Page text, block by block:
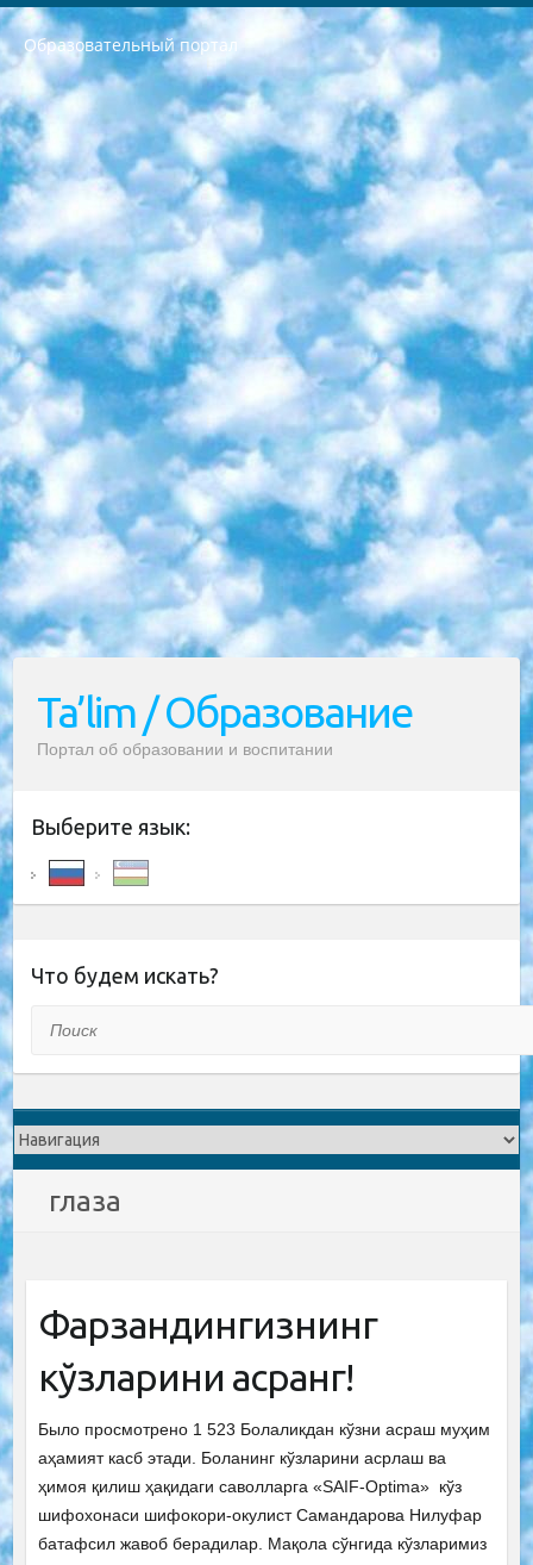
Образовательный портал
РЕСПУБЛИКА УЗБЕКИСТАН МИНИСТРЕРСТВО ДОШКОЛЬНОГО И ШКОЛЬНОГО ОБРАЗОВАНИЯ КОМАНДА в общеобразовательных учреждениях в 2023-2024 учебном году организация и проведение итоговой государственной аттестации обучающихся о Министра дошкольного и школьного образования Республики Узбекистан от 4 марта 2008 года (постановлением Минюста от 20 марта 2008 года № 1778 государственной регистрации) «Итоговое состояние учащихся общего среднего образования на основании положения об утверждении положения об аттестации общего среднего образования выпускной экзамен студентов в образовательных учреждениях в 2023-2024 учебном году В целях организации и прохождения аттестации приказываю: 1. Следующее: перечень предметов, по которым будет проводиться итоговая государственная аттестация и экзамен формы перевода согласно приложению 1; сертификаты международного образца, оценивающие уровень владения иностранными языками перечень согласно приложению 2; 2. Педагогический при специализированных образовательных учреждениях. научно-практический центр квалификации и международной оценки (Д.Давидова) 2024 г. До 25 марта: задания по предметам, по которым будет проводиться итоговая аттестация разработка и утверждение технических условий; итоговая аттестация на основании разработанного предметного задания разработка вопросов по предметам (устно и письменно), экзамен передача; общеобразовательные средние школы и специальные учебные заведения учащиеся выпускных классов школ и интернатов в агентской системе подготовка базы данных экзаменационных материалов и критериев оценки; перевод базы экзаменационных материалов на все языки обучения подать в Республиканский образовательный центр для изготовления; варианты экзаменов на основе разработанных контрольных материалов пусть будут поставлены задачи формирования. 3. Республиканский образовательный центр (Ш.Худайкулов) до 5 апреля 2024 года. до: база данных предоставленных экзаменационных материалов на все языки обучения перевод и экспертиза; для слепых, слабовидящих, глухих, слабослышащих и умственно отсталых детей учащиеся выпускных классов специализированных школ и школ-интернатов база данных экзаменационных материалов на всех преподаваемых языках подготовка критериев оценки; специализированные школы для умственно отсталых детей и технологии для учащихся выпускных классов школ-интернатов разработка соответствующих рекомендаций и критериев проведения ЕГЭ по естествознанию давать задания. 4. Педагогический при специализированных образовательных учреждениях. Научно-практический центр навыков и международной оценки (Д.Давидова), Республика образовательный центр (Худайкулов Ш.) итоговый государственный аттестационный экзамен ориентирован на творческое и логическое мышление при подготовке базы материалов учитывать введение заданий. 5. Следует отметить, что: сертификат государственного образца о знании общеобразовательного предмета и как минимум национальный уровень B1 по предметам на иностранных языках, указанным в Приложении 2. или международно признанный сертификат эквивалентного уровня студенты, изучающие определенный предмет, освобождаются от экзамена; по соответствующим предметам запланирована итоговая государственная аттестация за день до дня, путем жеребьевки Рабочей группой (в письменной форме по предметам, проводимым в форме) из числа сформированных вариантов выбрано 2 варианта; 2 выбранных варианта экзамена анонсированы на официальном сайте министерства и все выпускники по всей стране на основе этих вариантов проводит итоговую государственную аттестацию. 6. Государственное образование учащихся средних общеобразовательных учреждений. знания в соответствии с квалификационными требованиями, которые необходимо приобрести на основании стандартов итоговый (выпускной) контроль для 9 и 11 классов в целях тестирования Экзамены (далее – экзамены) состоят из предметов, перечисленных в приложении 1. будет сделано. 7. Экзамены пройдут с 26 мая по 15 июня 2024 г. (кроме науки физического воспитания). 8. Физическая для учащихся 9 классов общесредних образовательных учреждений. Экзамены по предмету «Образование, квалификация медицина» 1-6 мая 2024 года. сотрудники перевести под присмотр (с отклонениями в физическом или умственном развитии) специализированная школа для детей, школы-интернаты и со сколиозом школы-интернаты санаторного типа для больных детей исключены). 9. Он был слепым, слабовидящим и имел нарушения опорно-двигательного аппарата. экзамены в специализированных школах и интернатах для детей должны проводиться исходя из требований, предъявляемых к общеобразовательным учреждениям (физкультура кроме науки). 10. Специализированная школа для глухих и слабослышащих детей. и экзамены в интернатах и быть реализован в виде письменного теста по математике. 11. Специальность для умственно отсталых детей. Для 9 класса Родной язык и литературное письмо Государственный язык (язык обучения – узбекский). для неклассов) написано Математическое письмо Письменная/устная история Узбекистана Физическое воспитание практично Итоговый контроль Для 11 класса Написание родного языка и литературы (эссе) Математическое письмо Узбекский язык (обучение на узбекском языке) не посещающее общее среднее образование для учреждений)/Образовательное учреждение выбор письменный и устный Иностранный язык письменный/устный Письменная/устная история Узбекистана *По выбору студента:  Химия  Физика  Основы государственного права  География 10 бесплатных образовательных ресурсов - Мы составили подборку онлайн-проектов с интерактивными упражнениями, видеолекциями и статьями. Они помогут вам обрести новые и освежить старые знания бесплатно. 1. «ИНТУИТ» Старейшая образовательная площадка Рунета. Здесь вы найдёте сотни текстовых и видеокурсов на десятки различных тем — от программирования до психологии. Многие курсы подготовлены российскими университетами и крупными международными компаниями вроде Intel и Microsoft. Самостоятельное обучение бесплатное, но желающие могут оплатить услуги персональных наставников. 2. «Смартия» знакомит с актуальными профессиями и подсказывает, как им обучаться. Выбрав заинтересовавшую вас специальность — SMM-специалист, фотограф, веб-дизайнер или другую, — увидите список необходимых для неё умений. Чтобы вы могли освоить их самостоятельно, для каждого умения площадка отображает подборку ссылок на учебные материалы. Хотя «Смартия» ориентируется на русскоязычную аудиторию, часть контента всё же доступна только на английском. 3. «Лекторий Физтеха» Проект Московского физико-технического института (Физтеха). С его помощью вы можете смотреть онлайн серии лекций, записанные на видео в этом вузе. В числе доступных предметов — физика, биология, химия, информационные технологии и другие. К некоторым лекциям администрация ресурса прилагает готовые конспекты, которые можно скачивать в PDF-формате. 4. ITMOcourses Онлайн-площадка Санкт-Петербургского национального исследовательского университета информационных технологий, механики и оптики (ИТМО). Ресурс предоставляет свободный доступ к курсам, разработанным в этом вузе. Каталог материалов разбит на четыре категории: «Оптические системы и технологии», «Приборостроение и робототехника», «Информационные технологии» и «Биотехнологии». Курсы состоят из видеолекций, интерактивных демонстраций и заданий. 5. «КиберЛенинка» Электронная научная библиотека открытого доступа. Каталог площадки регулярно обрастает текстами статей из различных научных изданий. Сгруппированные по журналам и рубрикам публикации можно читать онлайн или скачивать целиком в PDF-формате. Проект нацелен на популяризацию науки за счёт открытого доступа к качественной информации. 6. «ПостНаука» На этом ресурсе публикуют подборки видеолекций, составленные экспертами из разных отраслей и объединённые общими темами. Среди них, к примеру, есть серии «Биоинформатика и геномика», «Культура средневековой Скандинавии» и Cinema Studies о теории кино. Каждая подборка лекций — логически связанная история, рассказанная экспертом от первого лица. Кроме того, на сайте появляются научно-образовательные статьи и тесты на разные темы. 7. «Newочём» Команда проекта «Newочём» отбирает самые интересные тексты из англоязычных СМИ и переводит те из них, за которые голосуют участники сообщества «ВКонтакте». По большей части это научно-популярные статьи. Редакторы придумывают лишь заголовки, в остальном содержание переводов соответствует оригиналам. Полные тексты можно читать прямо в социальной сети. 8. InternetUrok Онлайн-база материалов по основным дисциплинам школьной программы. Информация на сайте структурирована по классам, предметам и темам (урокам). Каждый урок состоит из видеолекций и конспектов. Есть также интерактивные тренажёры и тесты для закрепления пройденного материала. Даже если вы давно окончили школу, возможность повторить программу старших классов всегда может пригодиться. 9. Edutainme Ещё один ресурс об образовании. В отличие от Newtonew, как мне кажется, Edutainme больше ориентируется на представителей индустрии: педагогов, предпринимателей, разработчиков образовательных проектов. Но и любой, кто просто стремится к саморазвитию, найдёт на сайте много полезного и интересного для себя. Например, информацию о новых курсах и образовательных сервисах. 10. Newtonew Онлайн-медиа об образовании и обучении в широком смысле. Авторы Newtonew пишут об инструментах, заведениях, тактиках и стратегиях, которые помогают учить других и получать новые знания самостоятельно. На этой площадке вы найдёте новости, обзоры, аналитические мат
Ta’lim / Образование
Портал об образовании и воспитании
Выберите язык:
Что будем искать?
глаза
Фарзандингизнинг
кўзларини асранг!
Было просмотрено 1 523 Болаликдан кўзни асраш муҳим
аҳамият касб этади. Боланинг кўзларини асрлаш ва
ҳимоя қилиш ҳақидаги саволларга «SAIF-Optima» кўз
шифохонаси шифокори-окулист Самандарова Нилуфар
батафсил жавоб берадилар. Мақола сўнгида кўзларимиз